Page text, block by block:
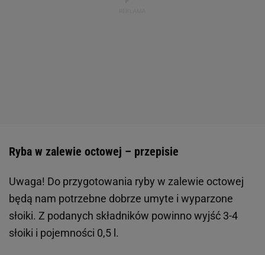
Ryba w zalewie octowej – przepisie
Uwaga! Do przygotowania ryby w zalewie octowej
będą nam potrzebne dobrze umyte i wyparzone
słoiki. Z podanych składników powinno wyjść 3-4
słoiki i pojemności 0,5 l.